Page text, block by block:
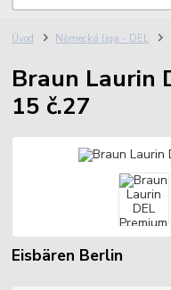
Úvod Německá liga - DEL
Braun Laurin
15 č.27
Eisbären Berlin